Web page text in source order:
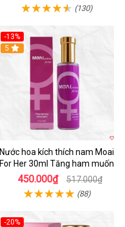
(130)
-13%
Hot
5
Nước hoa kích thích nam Moai
For Her 30ml Tăng ham muốn
450.000₫ 517.000₫
(88)
-20%